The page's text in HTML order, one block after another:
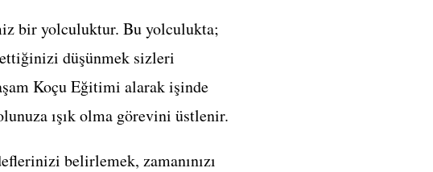
bir yolculuktur. Bu yolculukta;
ettiğinizi düşünmek sizleri
Koçu Eğitimi alarak işinde
ışık olma görevini üstlenir.
belirlemek, zamanınızı